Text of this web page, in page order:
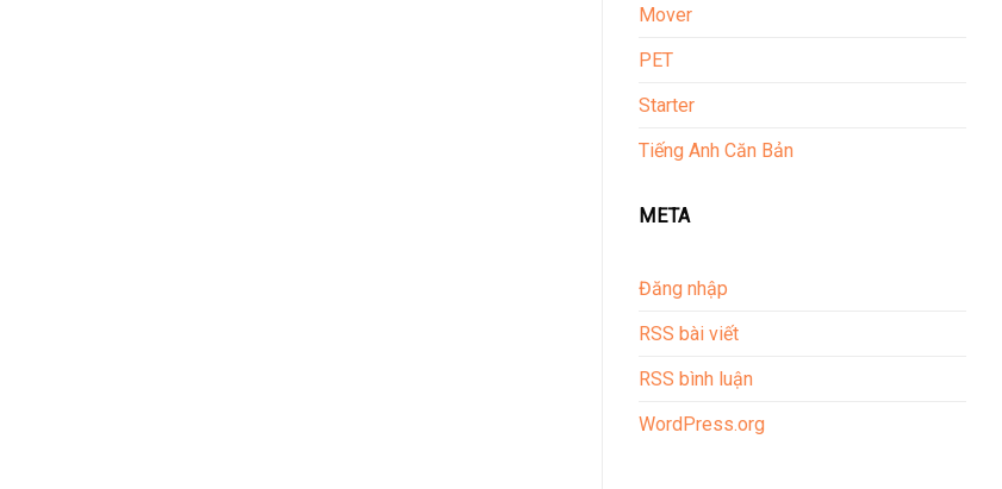
Mover
PET
Starter
Tiếng Anh Căn Bản
META
Đăng nhập
RSS bài viết
RSS bình luận
WordPress.org